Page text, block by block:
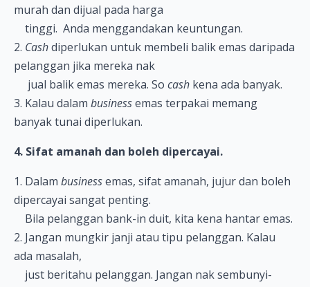
murah dan dijual pada harga
tinggi. Anda menggandakan keuntungan.
2. Cashdiperlukan untuk membeli balik emas daripada
pelanggan jika mereka nak
jual balik emas mereka. So cash kena ada banyak.
3. Kalau dalam businessemas terpakai memang
banyak tunai diperlukan.
4. Sifat amanah dan boleh dipercayai.
1. Dalam businessemas, sifat amanah, jujur dan boleh
dipercayai sangat penting.
Bila pelanggan bank-in duit, kita kena hantar emas.
2. Jangan mungkir janji atau tipu pelanggan. Kalau
ada masalah,
just beritahu pelanggan. Jangan nak sembunyi-